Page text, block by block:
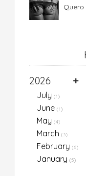
Quero
2026
July (1)
June (1)
May (4)
March (3)
February (6)
January (5)